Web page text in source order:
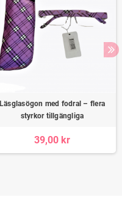
Läsglasögon med fodral – flera
styrkor tillgängliga
39,00 kr